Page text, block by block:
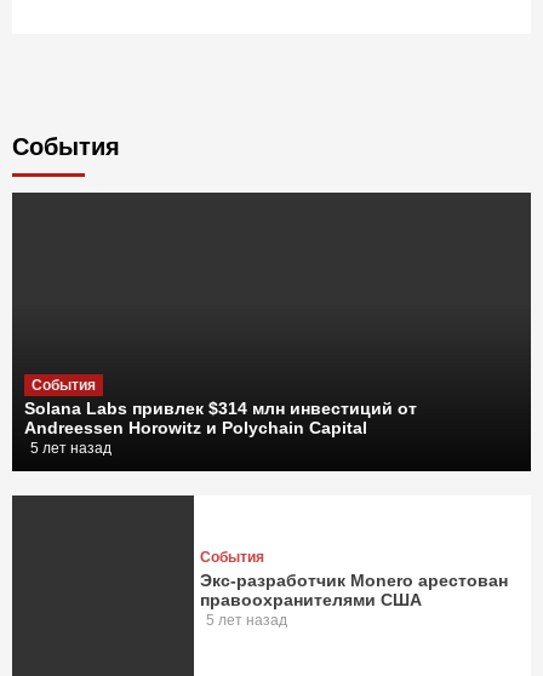
Cобытия
События
Solana Labs привлек $314 млн инвестиций от
Andreessen Horowitz и Polychain Capital
5 лет назад
События
Экс-разработчик Monero арестован
правоохранителями США
5 лет назад